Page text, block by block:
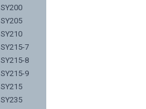
SY200
SY205
SY210
SY215-7
SY215-8
SY215-9
SY215
SY235